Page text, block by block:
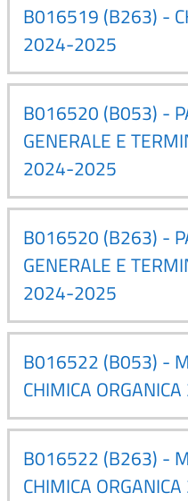
B016519 (B263) -
2024-2025
B016520 (B053) -
GENERALE E
2024-2025
B016520 (B263) -
GENERALE E
2024-2025
B016522 (B053) -
CHIMICA
B016522 (B263) -
CHIMICA